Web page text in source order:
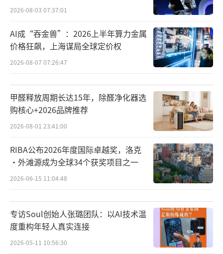
但相比用户与收入数据，更受市场关注
的，是快手财报中越来越鲜明的一组对照：一
边是AI业务可灵的高速增长，一边是本季度利
润和毛利率的同比、环比承压。
AI成“第二增长曲线”，电商主业承压
财报显示，2026年第一季度，可灵AI收入
超过6.5亿元，同比增长超过300%；截至2026
年3月，其年化收入运行率（ARR）已接近5亿
美元——一年前这个数字还只有1亿美元。
可灵AI 3.0系列模型于2026年2月上线，支
持全模态输入输出，深度渗透了影视、广告、
电商、游戏等专业场景，财报中特别提到，可
灵参与了国产历史剧《太平年》及海外剧集
《大卫王朝》的视觉特效与场景生成。
2026-08-03 07:37:01
AI成“吞金兽”：2026上半年算力金属
价格狂飙，上海谋局全球定价权
2026-08-07 07:26:47
甲醛释放周期长达15年，除醛净化器选
购核心+2026品牌推荐
2026-08-01 23:41:00
RIBA公布2026年度国际卓越奖，洛克
·外滩源成为全球34个获奖项目之一
2026-06-15 11:04:48
专访Soul创始人张璐团队：以AI技术温
度重构年轻人真实连接
2026-05-11 10:56:30